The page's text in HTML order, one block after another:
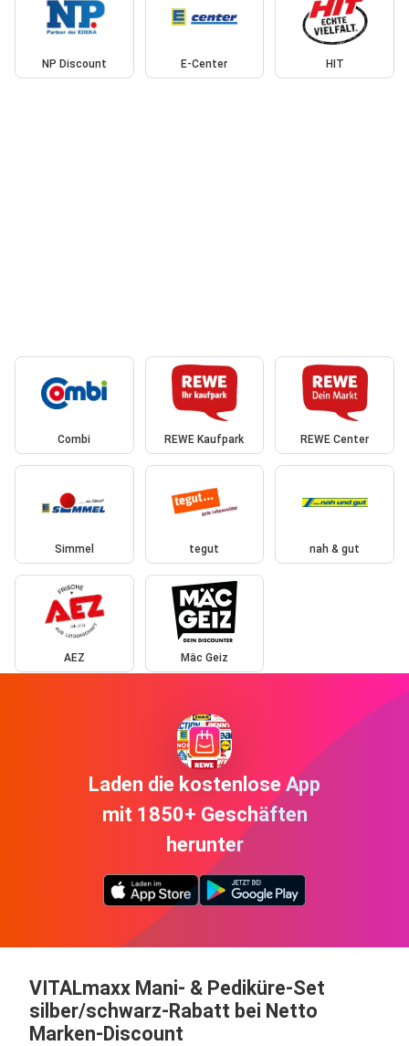
NP Discount E-Center HIT
Combi REWE Kaufpark REWE Center
Simmel tegut nah & gut
AEZ Mäc Geiz
Laden die kostenlose App
mit 1850+ Geschäften
herunter
VITALmaxx Mani- & Pediküre-Set
silber/schwarz-Rabatt bei Netto
Marken-Discount